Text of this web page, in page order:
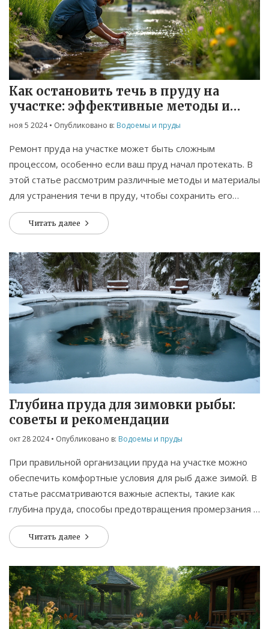
Как остановить течь в пруду на
участке: эффективные методы и
советы
ноя 5 2024• Опубликовано в: Водоемы и пруды
Ремонт пруда на участке может быть сложным
процессом, особенно если ваш пруд начал протекать. В
этой статье рассмотрим различные методы и материалы
для устранения течи в пруду, чтобы сохранить его
красоту и эффективность. Поделимся интересными
фактами о правильном уходе за прудом и дадим
Читать далее
Глубина пруда для зимовки рыбы:
советы и рекомендации
окт 28 2024• Опубликовано в: Водоемы и пруды
При правильной организации пруда на участке можно
обеспечить комфортные условия для рыб даже зимой. В
статье рассматриваются важные аспекты, такие как
глубина пруда, способы предотвращения промерзания и
выбор видов рыб. Соблюдая определенные
рекомендации, вы сможете создать благоприятный
водоема круглый год.
Читать далее